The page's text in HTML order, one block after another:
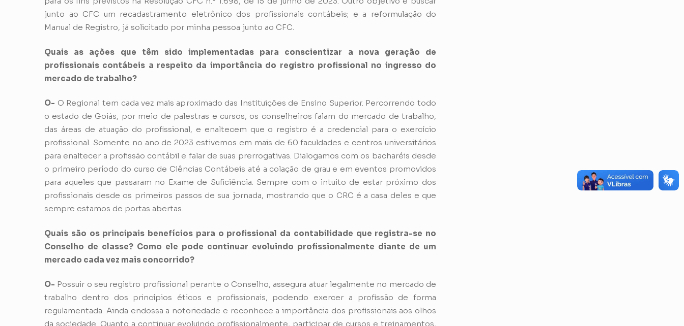
junto ao CFC um recadastramento eletrônico dos profissionais contábeis; e a reformulação do
Manual de Registro, já solicitado por minha pessoa junto ao CFC.
Quais as ações que têm sido implementadas para conscientizar a nova geração de
profissionais contábeis a respeito da importância do registro profissional no ingresso do
mercado de trabalho?
O- O Regional tem cada vez mais aproximado das Instituições de Ensino Superior. Percorrendo todo
o estado de Goiás, por meio de palestras e cursos, os conselheiros falam do mercado de trabalho,
das áreas de atuação do profissional, e enaltecem que o registro é a credencial para o exercício
profissional. Somente no ano de 2023 estivemos em mais de 60 faculdades e centros universitários
para enaltecer a profissão contábil e falar de suas prerrogativas. Dialogamos com os bacharéis desde
o primeiro período do curso de Ciências Contábeis até a colação de grau e em eventos promovidos
para aqueles que passaram no Exame de Suficiência. Sempre com o intuito de estar próximo dos
profissionais desde os primeiros passos de sua jornada, mostrando que o CRC é a casa deles e que
sempre estamos de portas abertas.
Quais são os principais benefícios para o profissional da contabilidade que registra-se no
Conselho de classe? Como ele pode continuar evoluindo profissionalmente diante de um
mercado cada vez mais concorrido?
O- Possuir o seu registro profissional perante o Conselho, assegura atuar legalmente no mercado de
trabalho dentro dos princípios éticos e profissionais, podendo exercer a profissão de forma
regulamentada. Ainda endossa a notoriedade e reconhece a importância dos profissionais aos olhos
da sociedade. Quanto a continuar evoluindo profissionalmente, participar de cursos e treinamentos,